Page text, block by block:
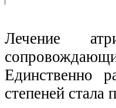
Лечение
Единственно
степеней